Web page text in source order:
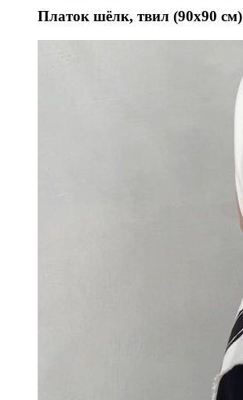
Платок шёлк, твил (90х90 см)